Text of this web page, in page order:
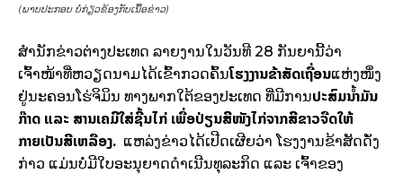
(ພາບປະກອບ ບໍ່ກ່ຽວຂ້ອງກັບເນື້ອຂ່າວ)
ສຳນັກຂ່າວຕ່າງປະເທດ ລາຍງານໃນວັນທີ 28 ກັນຍານີ້ວ່າ
ເຈົ້າໜ້າທີ່ຫວຽດນາມໄດ້ເຂົ້າກວດຄົ້ນໂຮງງານຂ້າສັດເຖື່ອນແຫ່ງໜຶ່ງ
ຢູ່ນະຄອນໂຮ່ຈິມິນ ທາງພາກໃຕ້ຂອງປະເທດ ທີ່ມີການປະສົມນ້ຳມັນ
ກ໊າດ ແລະ ສານເຄມີໃສ່ຊີ້ນໄກ່ ເພື່ອປ່ຽນສີໜັງໄກ່ຈາກສີຂາວຈືດໃຫ້
ກາຍເປັນສີເຫລືອງ. ແຫລ່ງຂ່າວໄດ້ເປີດເຜີຍວ່າ ໂຮງງານຂ້າສັດດັ່ງ
ກ່າວ ແມ່ນບໍ່ມີໃບອະນຸຍາດດຳເນີນທຸລະກິດ ແລະ ເຈົ້າຂອງ